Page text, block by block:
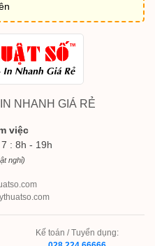
NHANH GIÁ RẺ
việc
: 8h - 19h
nghỉ)
Kế toán / Tuyển dụng: